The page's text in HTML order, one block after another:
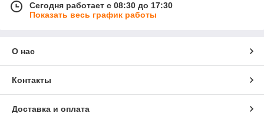
Сегодня работает с 08:30 до 17:30
Показать весь график работы
О нас
Контакты
Доставка и оплата